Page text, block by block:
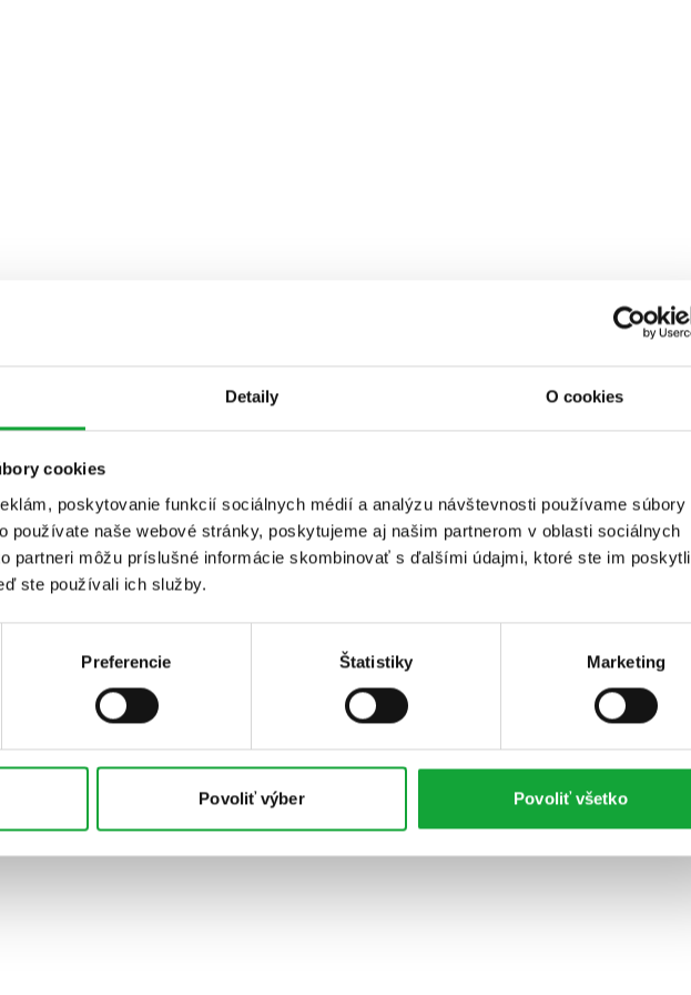
Detaily O cookies
cookies
poskytovanie funkcií sociálnych médií a analýzu návštevnosti používame súbory
používate naše webové stránky, poskytujeme aj našim partnerom v oblasti sociálnych
partneri môžu príslušné informácie skombinovať s ďalšími údajmi, ktoré ste im poskytli
ste používali ich služby.
Preferencie Štatistiky Marketing
Povoliť výber Povoliť všetko